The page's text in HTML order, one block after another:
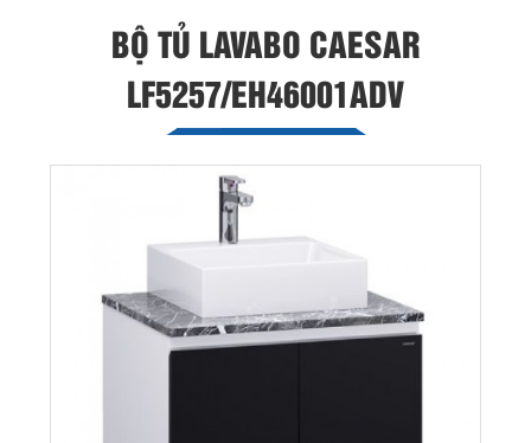
BỘ TỦ LAVABO CAESAR
LF5257/EH46001ADV